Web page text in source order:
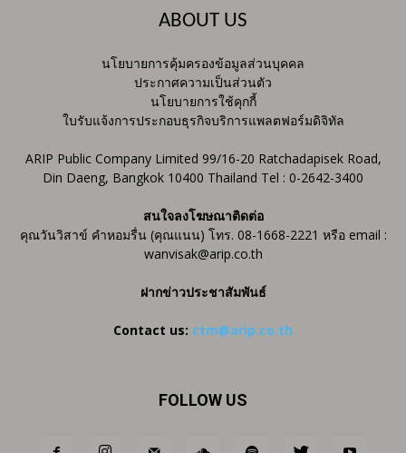
ABOUT US
นโยบายการคุ้มครองข้อมูลส่วนบุคคล
ประกาศความเป็นส่วนตัว
นโยบายการใช้คุกกี้
ใบรับแจ้งการประกอบธุรกิจบริการแพลตฟอร์มดิจิทัล
ARIP Public Company Limited 99/16-20 Ratchadapisek Road,
Din Daeng, Bangkok 10400 Thailand Tel : 0-2642-3400
สนใจลงโฆษณาติดต่อ
คุณวันวิสาข์ คำหอมรื่น (คุณแนน) โทร. 08-1668-2221 หรือ email :
wanvisak@arip.co.th
ฝากข่าวประชาสัมพันธ์
Contact us: ctm@arip.co.th
FOLLOW US